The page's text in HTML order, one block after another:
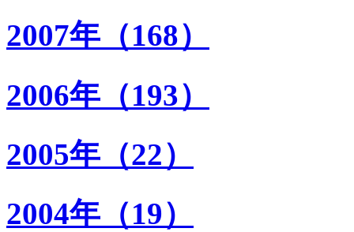
2007年（168）
2006年（193）
2005年（22）
2004年（19）